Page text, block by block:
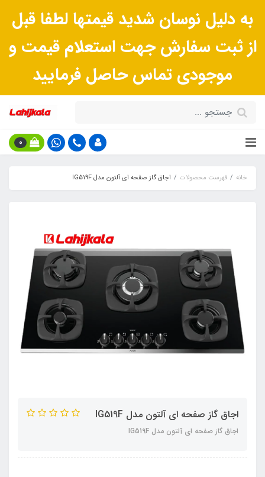
به دلیل نوسان شدید قیمتها لطفا قبل
از ثبت سفارش جهت استعلام قیمت و
موجودی تماس حاصل فرمایید
0
خانه فهرست محصولات اجاق گاز صفحه ای آلتون مدل IG519F
اجاق گاز صفحه ای آلتون مدل IG519F
اجاق گاز صفحه ای آلتون مدل IG519F